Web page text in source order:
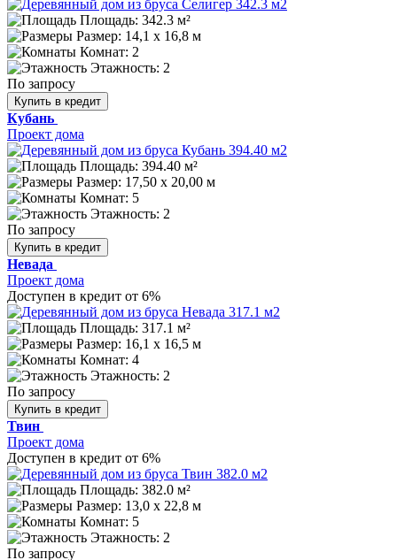
Площадь: 342.3 м²
Размер: 14,1 x 16,8 м
Комнат: 2
Этажность: 2
По запросу
Купить в кредит
Кубань
Проект дома
Площадь: 394.40 м²
Размер: 17,50 х 20,00 м
Комнат: 5
Этажность: 2
По запросу
Купить в кредит
Невада
Проект дома
Доступен в кредит от 6%
Площадь: 317.1 м²
Размер: 16,1 х 16,5 м
Комнат: 4
Этажность: 2
По запросу
Купить в кредит
Твин
Проект дома
Доступен в кредит от 6%
Площадь: 382.0 м²
Размер: 13,0 х 22,8 м
Комнат: 5
Этажность: 2
По запросу